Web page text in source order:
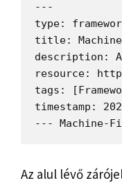
---
type:
title:
description:
resource:
tags:
timestamp:
Az alul lévő